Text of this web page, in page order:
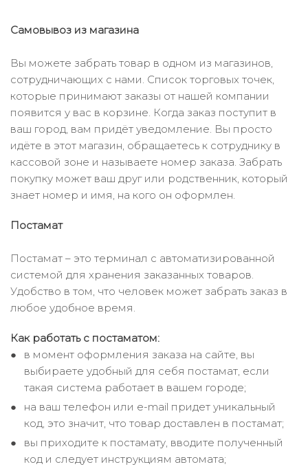
Самовывоз из магазина
Вы можете забрать товар в одном из магазинов,
сотрудничающих с нами. Список торговых точек,
которые принимают заказы от нашей компании
появится у вас в корзине. Когда заказ поступит в
ваш город, вам придёт уведомление. Вы просто
идёте в этот магазин, обращаетесь к сотруднику в
кассовой зоне и называете номер заказа. Забрать
покупку может ваш друг или родственник, который
знает номер и имя, на кого он оформлен.
Постамат
Постамат – это терминал с автоматизированной
системой для хранения заказанных товаров.
Удобство в том, что человек может забрать заказ в
любое удобное время.
Как работать с постаматом:
в момент оформления заказа на сайте, вы
выбираете удобный для себя постамат, если
такая система работает в вашем городе;
на ваш телефон или e-mail придет уникальный
код, это значит, что товар доставлен в постамат;
вы приходите к постамату, вводите полученный
код и следует инструкциям автомата;